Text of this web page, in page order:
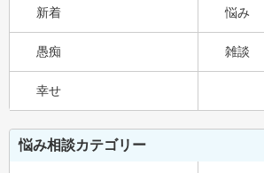
新着 悩み
愚痴 雑談
幸せ
悩み相談カテゴリー